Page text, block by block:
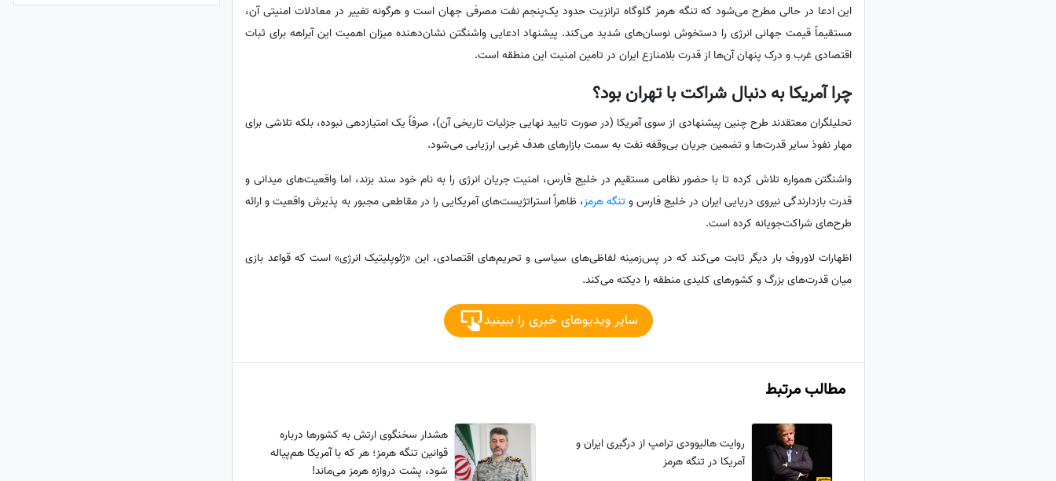
این ادعا در حالی مطرح می‌شود که تنگه هرمز گلوگاه ترانزیت حدود یک‌پنجم نفت مصرفی جهان است و هرگونه تغییر در معادلات امنیتی آن،
مستقیماً قیمت جهانی انرژی را دستخوش نوسان‌های شدید می‌کند. پیشنهاد ادعایی واشنگتن نشان‌دهنده میزان اهمیت این آبراهه برای ثبات
اقتصادی غرب و درک پنهان آن‌ها از قدرت بلامنازع ایران در تامین امنیت این منطقه است.
چرا آمریکا به دنبال شراکت با تهران بود؟
تحلیلگران معتقدند طرح چنین پیشنهادی از سوی آمریکا (در صورت تایید نهایی جزئیات تاریخی آن)، صرفاً یک امتیازدهی نبوده، بلکه تلاشی برای
مهار نفوذ سایر قدرت‌ها و تضمین جریان بی‌وقفه نفت به سمت بازارهای هدف غربی ارزیابی می‌شود.
واشنگتن همواره تلاش کرده تا با حضور نظامی مستقیم در خلیج فارس، امنیت جریان انرژی را به نام خود سند بزند، اما واقعیت‌های میدانی و
قدرت بازدارندگی نیروی دریایی ایران در خلیج فارس و تنگه هرمز، ظاهراً استراتژیست‌های آمریکایی را در مقاطعی مجبور به پذیرش واقعیت و ارائه
طرح‌های شراکت‌جویانه کرده است.
اظهارات لاوروف بار دیگر ثابت می‌کند که در پس‌زمینه لفاظی‌های سیاسی و تحریم‌های اقتصادی، این «ژئوپلیتیک انرژی» است که قواعد بازی
میان قدرت‌های بزرگ و کشورهای کلیدی منطقه را دیکته می‌کند.
سایر ویدیوهای خبری را ببینید
مطالب مرتبط
روایت هالیوودی ترامپ از درگیری ایران و
آمریکا در تنگه هرمز
هشدار سخنگوی ارتش به کشورها درباره
قوانین تنگه هرمز؛ هر که با آمریکا هم‌پیاله
شود، پشت دروازه هرمز می‌ماند!